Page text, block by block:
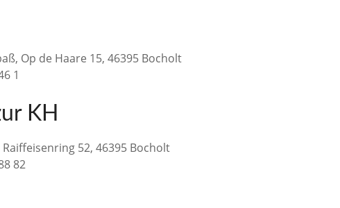
Op de Haare 15, 46395 Bocholt
1
KH
52, 46395 Bocholt
82